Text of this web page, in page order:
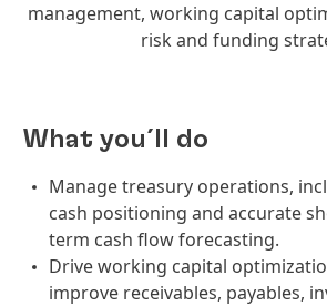
management, working capital
risk and funding
What you´ll do
Manage treasury operations,
cash positioning and accurate
term cash flow forecasting.
Drive working capital
improve receivables, payables,